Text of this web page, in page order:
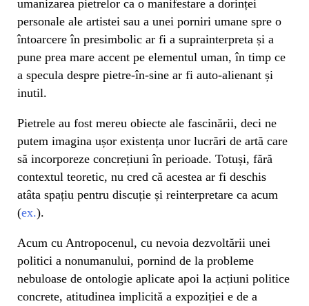
umanizarea pietrelor ca o manifestare a dorinței
personale ale artistei sau a unei porniri umane spre o
întoarcere în presimbolic ar fi a suprainterpreta și a
pune prea mare accent pe elementul uman, în timp ce
a specula despre pietre-în-sine ar fi auto-alienant și
inutil.
Pietrele au fost mereu obiecte ale fascinării, deci ne
putem imagina ușor existența unor lucrări de artă care
să incorporeze concrețiuni în perioade. Totuși, fără
contextul teoretic, nu cred că acestea ar fi deschis
atâta spațiu pentru discuție și reinterpretare ca acum
(ex.).
Acum cu Antropocenul, cu nevoia dezvoltării unei
politici a nonumanului, pornind de la probleme
nebuloase de ontologie aplicate apoi la acțiuni politice
concrete, atitudinea implicită a expoziției e de a